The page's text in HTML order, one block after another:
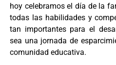
hoy celebramos el día de la
todas las habilidades y
tan importantes para el
sea una jornada de
comunidad educativa.